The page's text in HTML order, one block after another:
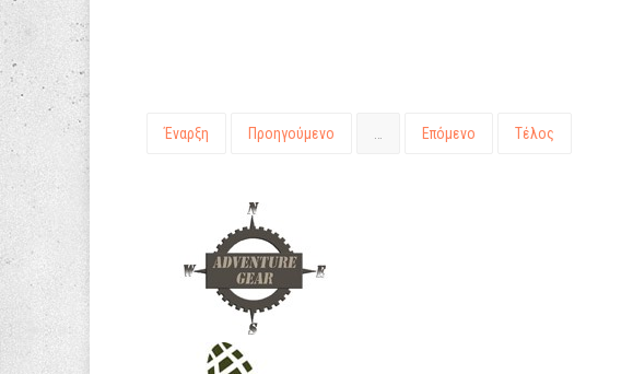
Έναρξη Προηγούμενο Επόμενο Τέλος